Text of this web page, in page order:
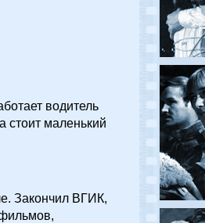
водитель
маленький
Закончил ВГИК,